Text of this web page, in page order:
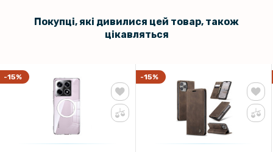
110 грн
Захисне скло 3D на задню камеру для Xiaomi 14T Pro
203 грн
239 грн
Захисне скло з рамкою CD Pattern для Xiaomi 14T Pro на задню
Покупці, які дивилися цей товар, також
цікавляться
-15% -15%